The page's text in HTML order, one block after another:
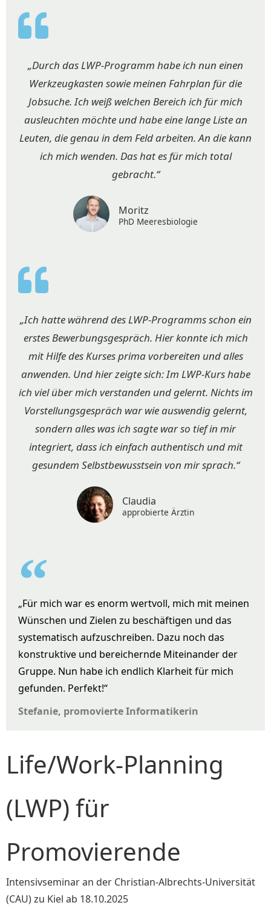
„Durch das LWP-Programm habe ich nun einen
Werkzeugkasten sowie meinen Fahrplan für die
Jobsuche. Ich weiß welchen Bereich ich für mich
ausleuchten möchte und habe eine lange Liste an
Leuten, die genau in dem Feld arbeiten. An die kann
ich mich wenden. Das hat es für mich total
gebracht.“
Moritz
PhD Meeresbiologie
„Ich hatte während des LWP-Programms schon ein
erstes Bewerbungsgespräch. Hier konnte ich mich
mit Hilfe des Kurses prima vorbereiten und alles
anwenden. Und hier zeigte sich: Im LWP-Kurs habe
ich viel über mich verstanden und gelernt. Nichts im
Vorstellungsgespräch war wie auswendig gelernt,
sondern alles was ich sagte war so tief in mir
integriert, dass ich einfach authentisch und mit
gesundem Selbstbewusstsein von mir sprach.“
Claudia
approbierte Ärztin
„Für mich war es enorm wertvoll, mich mit meinen
Wünschen und Zielen zu beschäftigen und das
systematisch aufzuschreiben. Dazu noch das
konstruktive und bereichernde Miteinander der
Gruppe. Nun habe ich endlich Klarheit für mich
gefunden. Perfekt!“
Stefanie, promovierte Informatikerin
Life/Work-Planning
(LWP) für
Promovierende
Intensivseminar an der Christian-Albrechts-Universität
(CAU) zu Kiel ab 18.10.2025